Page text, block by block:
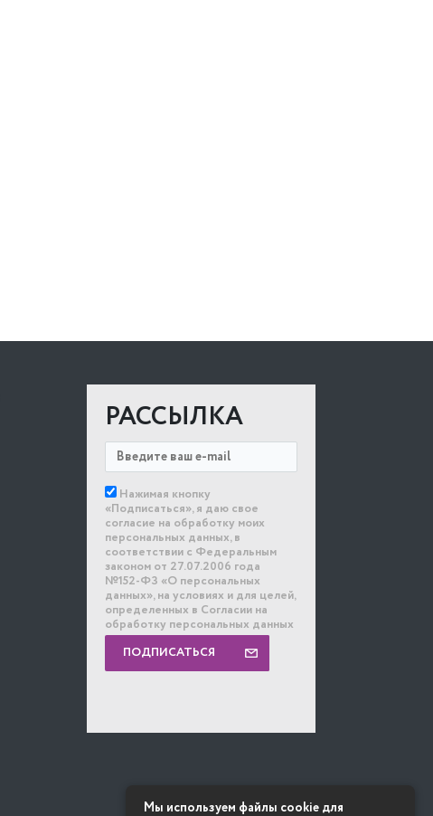
РАССЫЛКА
Нажимая кнопку
«Подписаться», я даю свое
согласие на обработку моих
персональных данных, в
соответствии с Федеральным
законом от 27.07.2006 года
№152-ФЗ «О персональных
данных», на условиях и для целей,
определенных в Согласии на
обработку персональных данных
ПОДПИСАТЬСЯ
Мы используем файлы cookie для